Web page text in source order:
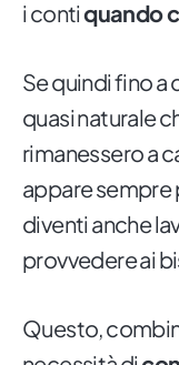
i contiquando
Se quindi fino a
quasi naturale
rimanessero a
appare sempre
diventi anche
provvedere ai
Questo,